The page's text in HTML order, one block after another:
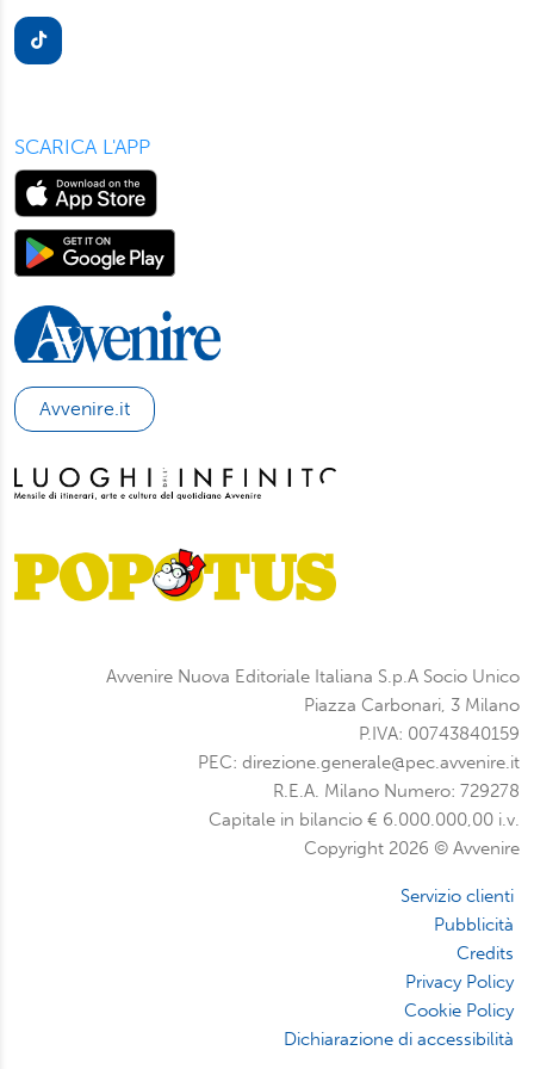
presente in ogni pagina del nostro sito. Per maggior
informazioni sul trattamento dei suoi dati visiti la nostra
SCARICA L'APP
Avvenire.it
Avvenire Nuova Editoriale Italiana S.p.A Socio Unico
Piazza Carbonari, 3 Milano
P.IVA: 00743840159
PEC: direzione.generale@pec.avvenire.it
R.E.A. Milano Numero: 729278
Capitale in bilancio € 6.000.000,00 i.v.
Copyright 2026 © Avvenire
Servizio clienti
Pubblicità
Credits
Privacy Policy
Cookie Policy
Dichiarazione di accessibilità